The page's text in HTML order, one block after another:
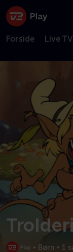
Forside Live TV
• Børn • 1